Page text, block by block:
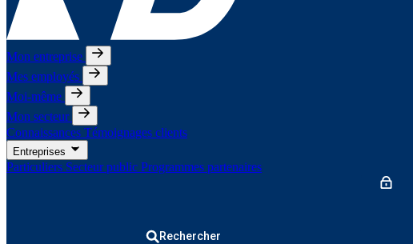
Mon entreprise
Mes employés
Moi-même
Mon secteur
Connaissances Témoignages clients
Entreprises
Particuliers Secteur public Programmes partenaires
Rechercher